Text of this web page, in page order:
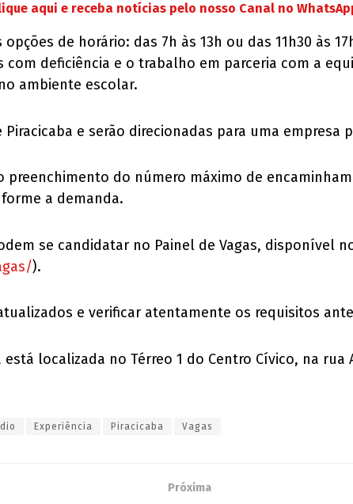
aqui e receba notícias pelo nosso Canal no
de horário: das 7h às 13h ou das 11h30 às
deficiência e o trabalho em parceria com a
ambiente escolar.
e serão direcionadas para uma empresa
do número máximo de
a demanda.
se candidatar no Painel de Vagas, disponível
).
e verificar atentamente os requisitos
localizada no Térreo 1 do Centro Cívico, na rua
Experiência Piracicaba Vagas
Próxima